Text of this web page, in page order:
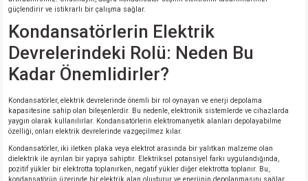
güçlendirir ve istikrarlı bir çalışma sağlar.
Kondansatörlerin Elektrik
Devrelerindeki Rolü: Neden Bu
Kadar Önemlidirler?
Kondansatörler, elektrik devrelerinde önemli bir rol oynayan ve enerji depolama
kapasitesine sahip olan bileşenlerdir. Bu nedenle, elektronik sistemlerde ve cihazlarda
yaygın olarak kullanılırlar. Kondansatörlerin elektromanyetik alanları depolayabilme
özelliği, onları elektrik devrelerinde vazgeçilmez kılar.
Kondansatörler, iki iletken plaka veya elektrot arasında bir yalıtkan malzeme olan
dielektrik ile ayrılan bir yapıya sahiptir. Elektriksel potansiyel farkı uygulandığında,
pozitif yükler bir elektrotta toplanırken, negatif yükler diğer elektrotta toplanır. Bu,